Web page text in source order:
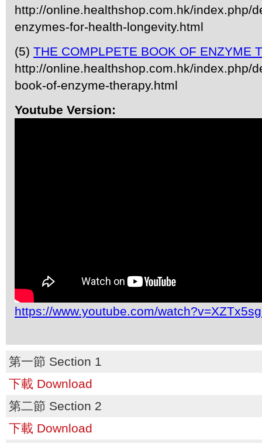
http://online.healthshop.com.hk/index.php/
enzymes-for-health-longevity.html
(5) THE COMPLPETE BOOK OF ENZYME
http://online.healthshop.com.hk/index.php/
book-of-enzyme-therapy.html
Youtube Version:
https://www.youtube.com/
第一節 Section 1
下載 Download
第二節 Section 2
下載 Download